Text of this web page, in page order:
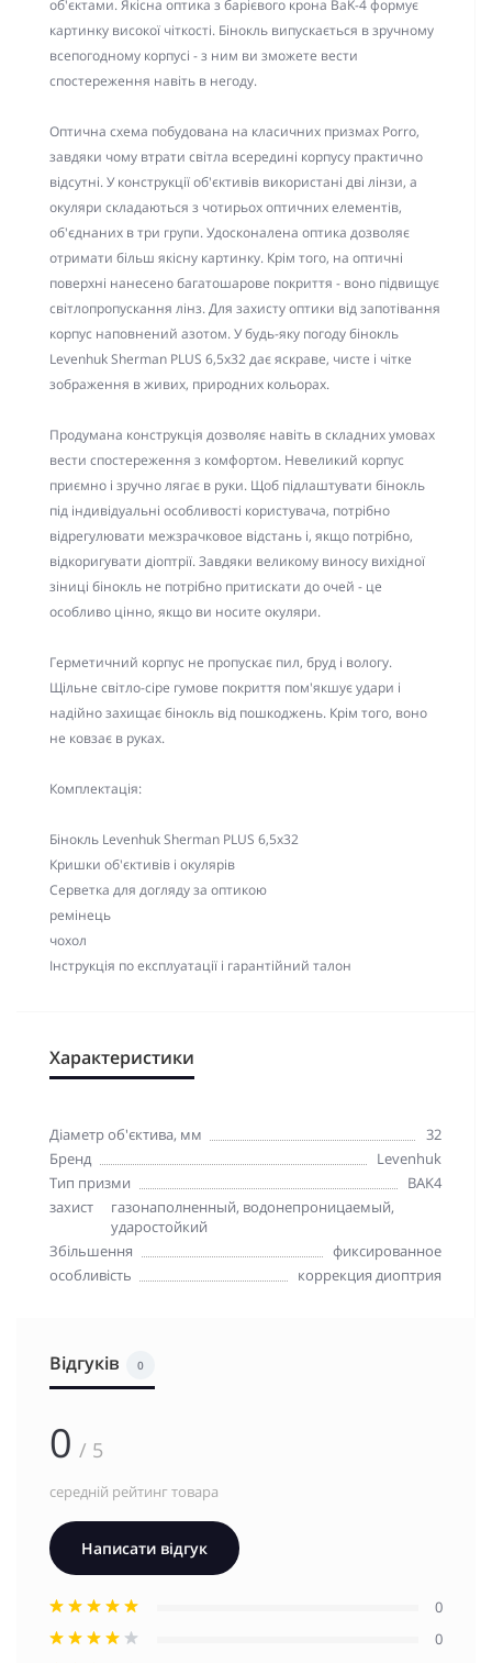
об'єктами. Якісна оптика з барієвого крона BaK-4 формує
картинку високої чіткості. Бінокль випускається в зручному
всепогодному корпусі - з ним ви зможете вести
спостереження навіть в негоду.
Оптична схема побудована на класичних призмах Porro,
завдяки чому втрати світла всередині корпусу практично
відсутні. У конструкції об'єктивів використані дві лінзи, а
окуляри складаються з чотирьох оптичних елементів,
об'єднаних в три групи. Удосконалена оптика дозволяє
отримати більш якісну картинку. Крім того, на оптичні
поверхні нанесено багатошарове покриття - воно підвищує
світлопропускання лінз. Для захисту оптики від запотівання
корпус наповнений азотом. У будь-яку погоду бінокль
Levenhuk Sherman PLUS 6,5x32 дає яскраве, чисте і чітке
зображення в живих, природних кольорах.
Продумана конструкція дозволяє навіть в складних умовах
вести спостереження з комфортом. Невеликий корпус
приємно і зручно лягає в руки. Щоб підлаштувати бінокль
під індивідуальні особливості користувача, потрібно
відрегулювати межзрачковое відстань і, якщо потрібно,
відкоригувати діоптрії. Завдяки великому виносу вихідної
зіниці бінокль не потрібно притискати до очей - це
особливо цінно, якщо ви носите окуляри.
Герметичний корпус не пропускає пил, бруд і вологу.
Щільне світло-сіре гумове покриття пом'якшує удари і
надійно захищає бінокль від пошкоджень. Крім того, воно
не ковзає в руках.
Комплектація:
Бінокль Levenhuk Sherman PLUS 6,5x32
Кришки об'єктивів і окулярів
Серветка для догляду за оптикою
ремінець
чохол
Інструкція по експлуатації і гарантійний талон
Характеристики
Діаметр об'єктива, мм
32
Бренд
Levenhuk
Тип призми
BAK4
захист
газонаполненный, водонепроницаемый,
ударостойкий
Збільшення
фиксированное
особливість
коррекция диоптрия
Відгуків 0
0 / 5
середній рейтинг товара
Написати відгук
0
0